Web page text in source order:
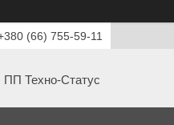
(66) 755-59-11
ПП Техно-Статус